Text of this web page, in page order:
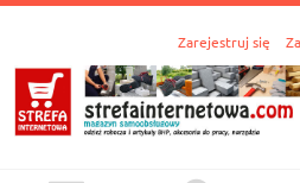
Zarejestruj się